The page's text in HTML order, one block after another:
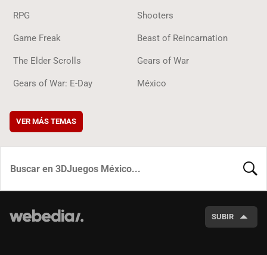
RPG Shooters
Game Freak Beast of Reincarnation
The Elder Scrolls Gears of War
Gears of War: E-Day México
VER MÁS TEMAS
SUBIR